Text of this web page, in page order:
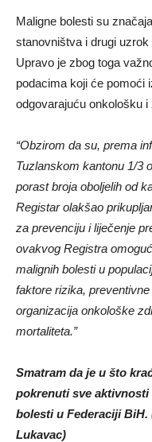
Maligne bolesti su
stanovništva i drugi
Upravo je zbog toga
podacima koji će pomoći
odgovarajuću onkološku i
“Obzirom da su, prema
Tuzlanskom kantonu 1/3
porast broja oboljelih od
Registar olakšao
za prevenciju i liječenje
ovakvog Registra
malignih bolesti u
faktore rizika,
organizacija onkološke
mortaliteta.”
Smatram da je u što
pokrenuti sve
bolesti u Federaciji BiH.
Lukavac)